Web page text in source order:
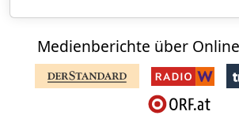
Medienberichte über